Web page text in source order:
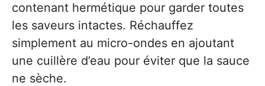
contenant hermétique pour garder toutes
les saveurs intactes. Réchauffez
simplement au micro-ondes en ajoutant
une cuillère d’eau pour éviter que la sauce
ne sèche.